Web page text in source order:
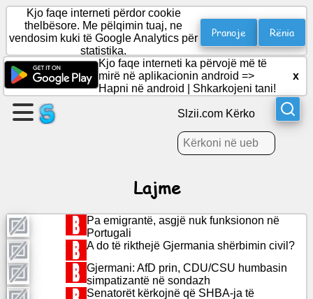
Krijo
një
faqe
Krijo
Rendi
i
ditës
Argëtim
Kjo faqe interneti përdor cookie
thelbësore. Me pëlqimin tuaj, ne
vendosim kuki të Google Analytics për
statistika.
Pranoje Rënia
Kjo faqe interneti ka përvojë më të
mirë në aplikacionin android =>
Hapni në android
Shkarkojeni tani!
x
Slzii.com Kërko
Lajme
Pa emigrantë, asgjë nuk funksionon në
Portugali
A do të rikthejë Gjermania shërbimin civil?
Gjermani: AfD prin, CDU/CSU humbasin
simpatizantë në sondazh
Senatorët kërkojnë që SHBA-ja të